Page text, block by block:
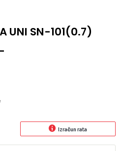
UNI SN-101(0.7)
Izračun rata